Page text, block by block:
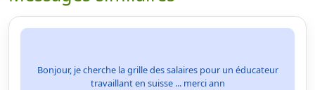
Bonjour, je cherche la grille des salaires pour un éducateur
travaillant en suisse ... merci ann